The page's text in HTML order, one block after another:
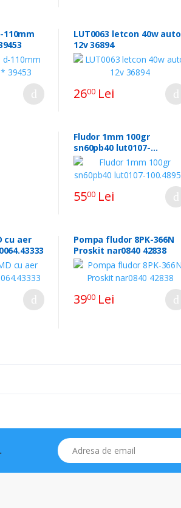
110mm
39453
LUT0063 letcon 40w auto
12v 36894
2600Lei
Fludor 1mm 100gr
sn60pb40 lut0107-
100.48952
5500Lei
cu aer
Pompa fludor 8PK-366N
Proskit nar0840 42838
3900Lei
Adresa de email